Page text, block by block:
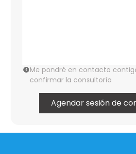
Me pondré en contacto
confirmar la consultoría